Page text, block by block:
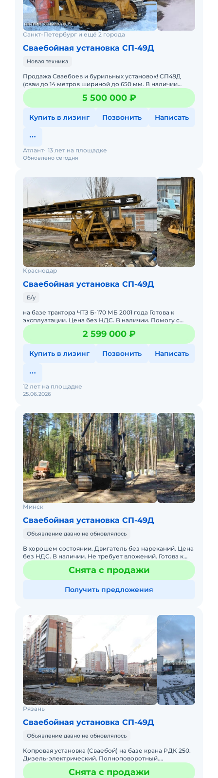
Санкт-Петербург и ещё 2 города
Сваебойная установка СП-49Д
Новая техника
Продажа Сваебоев и бурильных установок! СП49Д
(сваи до 14 метров шириной до 650 мм. В наличии
новая техника и техника после заводского рецикла
Полноценная гар
5 500 000 ₽
Купить в лизинг Позвонить Написать
Обновлено сегодня
Атлант 13 лет на площадке
Краснодар
Сваебойная установка СП-49Д
Б/у
на базе трактора ЧТЗ Б-170 МБ 2001 года Готова к
эксплуатации. Цена без НДС. В наличии. Помогу с
доставкой. Состояние отличное. к ней дизель-молот
сбш 2500 торг
2 599 000 ₽
Купить в лизинг Позвонить Написать
25.06.2026
12 лет на площадке
Минск
Сваебойная установка СП-49Д
Объявление давно не обновлялось
В хорошем состоянии. Двигатель без нареканий. Цена
без НДС. В наличии. Не требует вложений. Готова к
эксплуатации. Копер на базе трактора Т-170 болотник
2002 го
Снята с продажи
Получить предложения
Рязань
Сваебойная установка СП-49Д
Объявление давно не обновлялось
Копровая установка (Сваебой) на базе крана РДК 250.
Дизель-электрический. Полноповоротный.
Экономичен в эксплуатации. Работать от 380 вт. В
комплекте с оголовСнята с продажи